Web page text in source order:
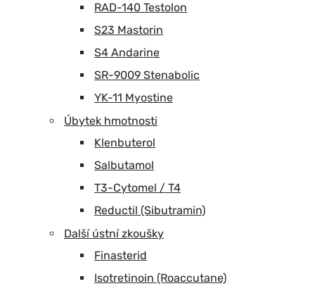
RAD-140 Testolon
S23 Mastorin
S4 Andarine
SR-9009 Stenabolic
YK-11 Myostine
Úbytek hmotnosti
Klenbuterol
Salbutamol
T3-Cytomel / T4
Reductil (Sibutramin)
Další ústní zkoušky
Finasterid
Isotretinoin (Roaccutane)